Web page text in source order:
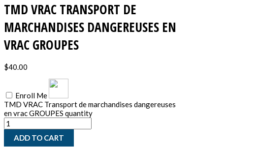
TMD VRAC TRANSPORT DE
MARCHANDISES DANGEREUSES EN
VRAC GROUPES
$40.00
Enroll Me
TMD VRAC Transport de marchandises dangereuses
en vrac GROUPES quantity
ADD TO CART